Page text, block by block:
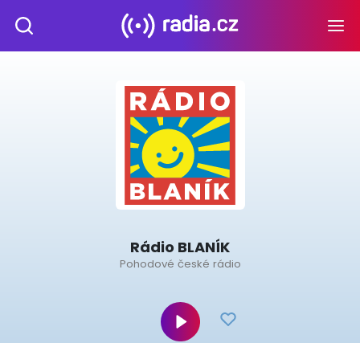
Rádio BLANÍK
Pohodové české rádio